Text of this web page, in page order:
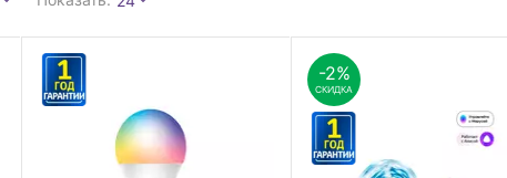
-2%
СКИДКА